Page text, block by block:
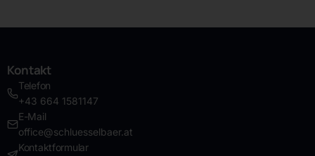
Kontakt
Telefon
+43 664 1581147
E-Mail
office@schluesselbaer.at
Kontaktformular